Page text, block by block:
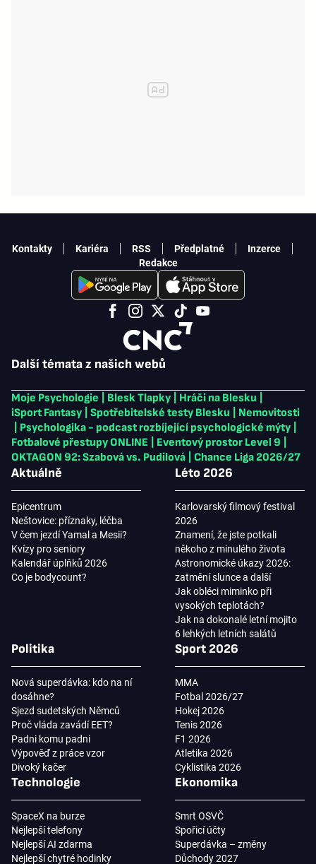
Další témata z našich webů
Moje Psychologie Blesk Tlapky Hráči na Blesku
iSport Fantasy
Spotřebitelské testy Blesku
Nemovitosti
Psychologika - podcast rozbíjející psychologické mýty
Fotbalové přestupy ONLINE
Eventový prostor Level 9
OKTAGON 92: Szabová vs. Pudilová
Chance Liga 2026/27
Aktuálně
Epicentrum
Neštovice: příznaky, léčba
V čem jezdí Yamal a Mesii?
Kvízy pro seniory
Kalendář úplňků 2026
Co je bodycount?
Léto 2026
Karlovarský filmový festival
2026
Znamení, že jste potkali
někoho z minulého života
Astronomické úkazy 2026:
zatmění slunce a další
Jak obléci miminko při
vysokých teplotách?
Jak na dokonalé letní mojito
6 lehkých letních salátů
Politika
Nová superdávka: kdo na ní
dosáhne?
Sjezd sudetských Němců
Proč vláda zavádí EET?
Padni komu padni
Výpověď z práce vzor
Divoký kačer
Sport 2026
MMA
Fotbal 2026/27
Hokej 2026
Tenis 2026
F1 2026
Atletika 2026
Cyklistika 2026
Technologie
SpaceX na burze
Nejlepší telefony
Nejlepší AI zdarma
Nejlepší chytré hodinky
Ekonomika
Smrt OSVČ
Spořicí účty
Superdávka – změny
Důchody 2027
Kontakty Kariéra RSS Předplatné
Inzerce
Redakce